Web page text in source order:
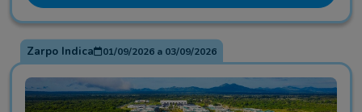
Zarpo Indica 01/09/2026a 03/09/2026